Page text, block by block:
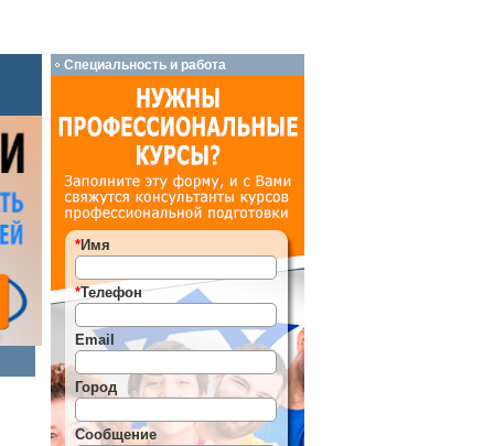
Специальность и работа
*Имя
*Телефон
Email
Город
Сообщение